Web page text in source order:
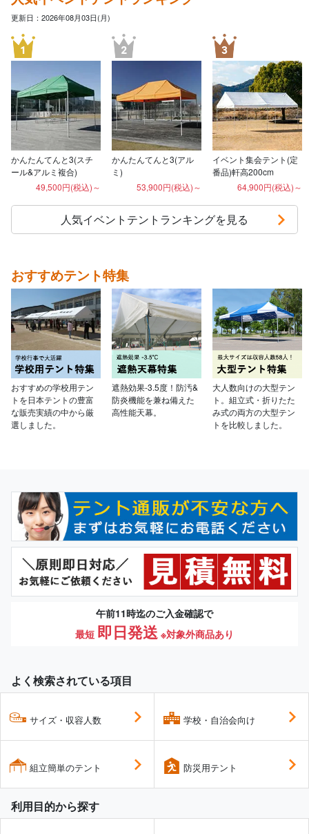
更新日：2026年08月03日(月)
かんたんてんと3(スチ
ール&アルミ複合)
49,500円(税込)～
かんたんてんと3(アル
ミ)
53,900円(税込)～
イベント集会テント(定
番品)軒高200cm
64,900円(税込)～
人気イベントテントランキングを見る
おすすめテント特集
おすすめの学校用テン
トを日本テントの豊富
な販売実績の中から厳
選しました。
遮熱効果-3.5度！防汚&
防炎機能を兼ね備えた
高性能天幕。
大人数向けの大型テン
ト。組立式・折りたた
み式の両方の大型テン
トを比較しました。
午前11時迄のご入金確認で
最短 即日発送 ※対象外商品あり
よく検索されている項目
サイズ・収容人数
組立簡単のテント
学校・自治会向け
防災用テント
利用目的から探す